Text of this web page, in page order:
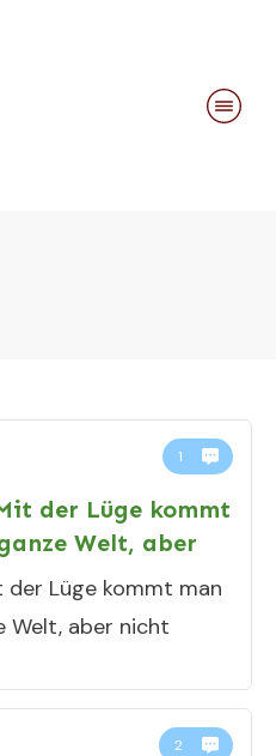
1
der Lüge kommt
Welt, aber
Lüge kommt man
Welt, aber nicht
2